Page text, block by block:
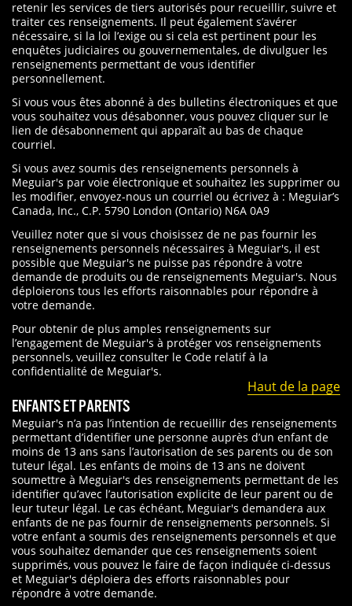
retenir les services de tiers autorisés pour recueillir, suivre et
traiter ces renseignements. Il peut également s’avérer
nécessaire, si la loi l’exige ou si cela est pertinent pour les
enquêtes judiciaires ou gouvernementales, de divulguer les
renseignements permettant de vous identifier
personnellement.
Si vous vous êtes abonné à des bulletins électroniques et que
vous souhaitez vous désabonner, vous pouvez cliquer sur le
lien de désabonnement qui apparaît au bas de chaque
courriel.
Si vous avez soumis des renseignements personnels à
Meguiar's par voie électronique et souhaitez les supprimer ou
les modifier, envoyez-nous un courriel ou écrivez à : Meguiar’s
Canada, Inc., C.P. 5790 London (Ontario) N6A 0A9
Veuillez noter que si vous choisissez de ne pas fournir les
renseignements personnels nécessaires à Meguiar's, il est
possible que Meguiar's ne puisse pas répondre à votre
demande de produits ou de renseignements Meguiar's. Nous
déploierons tous les efforts raisonnables pour répondre à
votre demande.
Pour obtenir de plus amples renseignements sur
l’engagement de Meguiar's à protéger vos renseignements
personnels, veuillez consulter le Code relatif à la
confidentialité de Meguiar's.
Haut de la page
ENFANTS ET PARENTS
Meguiar's n’a pas l’intention de recueillir des renseignements
permettant d’identifier une personne auprès d’un enfant de
moins de 13 ans sans l’autorisation de ses parents ou de son
tuteur légal. Les enfants de moins de 13 ans ne doivent
soumettre à Meguiar's des renseignements permettant de les
identifier qu’avec l’autorisation explicite de leur parent ou de
leur tuteur légal. Le cas échéant, Meguiar's demandera aux
enfants de ne pas fournir de renseignements personnels. Si
votre enfant a soumis des renseignements personnels et que
vous souhaitez demander que ces renseignements soient
supprimés, vous pouvez le faire de façon indiquée ci-dessus
et Meguiar's déploiera des efforts raisonnables pour
répondre à votre demande.